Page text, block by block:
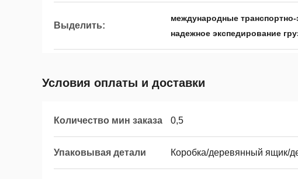
Выделить:
международные транспортно-
надежное экспедирование
Условия оплаты и доставки
Количество мин заказа 0,5
Упаковывая детали Коробка/деревянный ящик/